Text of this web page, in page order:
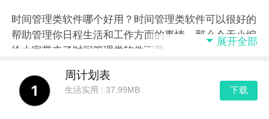
时间管理类软件哪个好用？时间管理类软件可以很好的
帮助管理你日程生活和工作方面的事情，那么今天小编
给大家带来了时间管理类软件下载，感兴趣的不妨看一
展开全部
周计划表
生活实用 |37.99MB 下载